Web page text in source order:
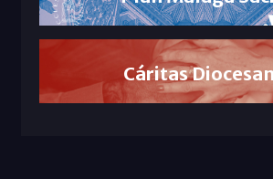
Cáritas